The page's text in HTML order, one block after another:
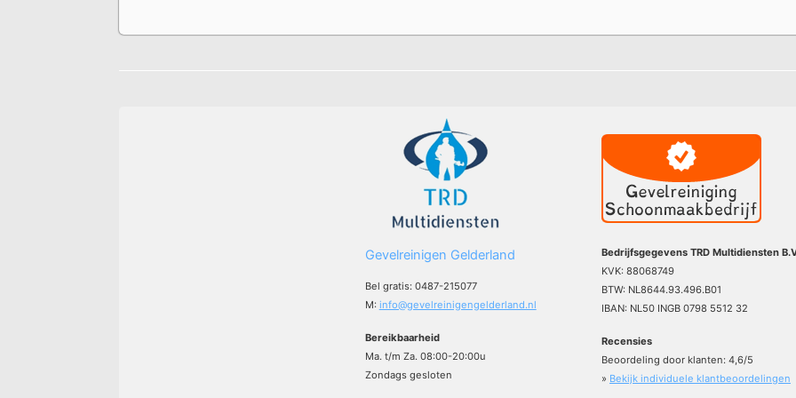
Gevelreinigen Gelderland
Bel gratis: 0487-215077
M: info@gevelreinigengelderland.nl
Bereikbaarheid
Ma. t/m Za. 08:00-20:00u
Zondags gesloten
Bedrijfsgegevens TRD Multidiensten
KVK: 88068749
BTW: NL8644.93.496.B01
IBAN: NL50 INGB 0798 5512 32
Recensies
Beoordeling door klanten: 4,6/5
» Bekijk individuele klantbeoordelingen